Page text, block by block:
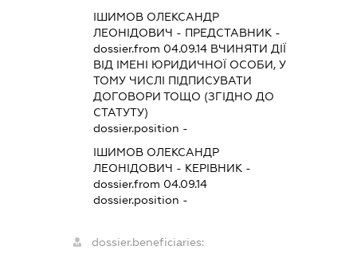
ІШИМОВ ОЛЕКСАНДР
ЛЕОНІДОВИЧ - ПРЕДСТАВНИК -
dossier.from 04.09.14ВЧИНЯТИ ДІЇ
ВІД ІМЕНІ ЮРИДИЧНОЇ ОСОБИ, У
ТОМУ ЧИСЛІ ПІДПИСУВАТИ
ДОГОВОРИ ТОЩО (ЗГІДНО ДО
СТАТУТУ)
dossier.position -
ІШИМОВ ОЛЕКСАНДР
ЛЕОНІДОВИЧ - КЕРІВНИК -
dossier.from 04.09.14
dossier.position -
dossier.beneficiaries: